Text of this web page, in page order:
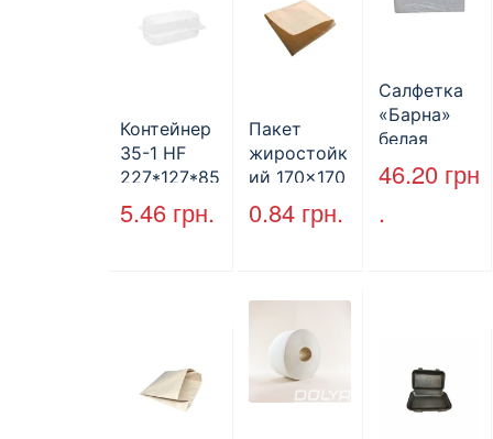
Контейнер
35-1 HF
227*127*85
мм
(1700мл)
5.46 грн.
Пакет
жиростойк
ий 170×170
мм, уголок,
коричневы
0.84 грн.
Салфетка
«Барна»
белая
PAPERO
500 шт (6/
46.20 грн
.